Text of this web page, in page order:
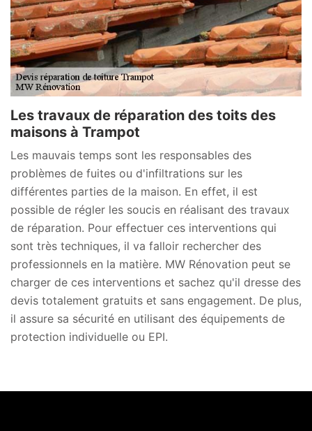
Les travaux de réparation des toits des
maisons à Trampot
Les mauvais temps sont les responsables des
problèmes de fuites ou d'infiltrations sur les
différentes parties de la maison. En effet, il est
possible de régler les soucis en réalisant des travaux
de réparation. Pour effectuer ces interventions qui
sont très techniques, il va falloir rechercher des
professionnels en la matière. MW Rénovation peut se
charger de ces interventions et sachez qu'il dresse des
devis totalement gratuits et sans engagement. De plus,
il assure sa sécurité en utilisant des équipements de
protection individuelle ou EPI.